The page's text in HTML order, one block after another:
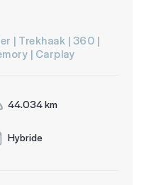
| Trekhaak | 360 |
| Carplay
44.034 km
Hybride